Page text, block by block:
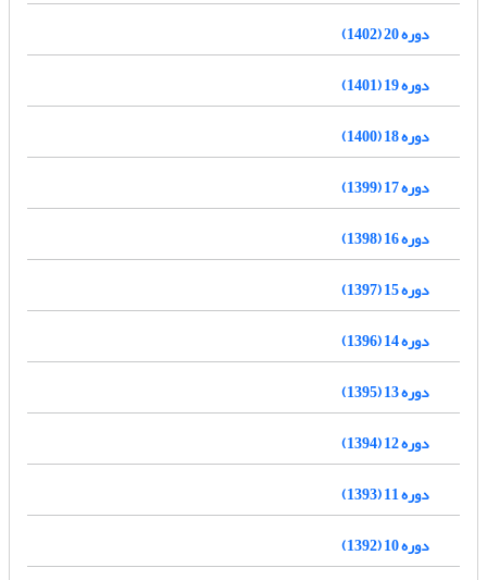
دوره 20 (1402)
دوره 19 (1401)
دوره 18 (1400)
دوره 17 (1399)
دوره 16 (1398)
دوره 15 (1397)
دوره 14 (1396)
دوره 13 (1395)
دوره 12 (1394)
دوره 11 (1393)
دوره 10 (1392)